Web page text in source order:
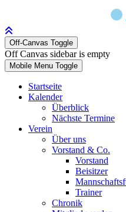
Off-Canvas Toggle
Off Canvas sidebar is empty
Mobile Menu Toggle
Startseite
Kalender
Überblick
Nächste Termine
Verein
Über uns
Vorstand & Co.
Vorstand
Beisitzer
Trainer
Chronik